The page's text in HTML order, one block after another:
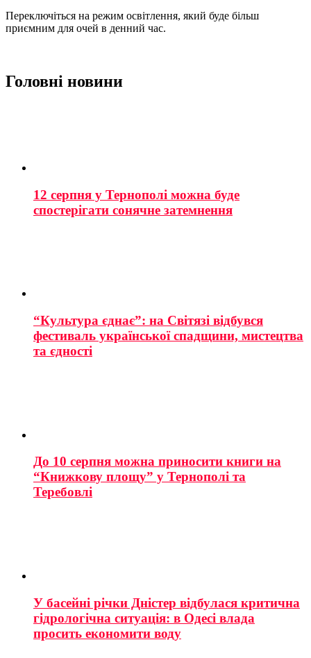
Переключіться на режим освітлення, який буде більш
приємним для очей в денний час.
Головні новини
12 серпня у Тернополі можна буде
спостерігати сонячне затемнення
“Культура єднає”: на Світязі відбувся
фестиваль української спадщини, мистецтва
та єдності
До 10 серпня можна приносити книги на
“Книжкову площу” у Тернополі та
Теребовлі
У басейні річки Дністер відбулася критична
гідрологічна ситуація: в Одесі влада
просить економити воду